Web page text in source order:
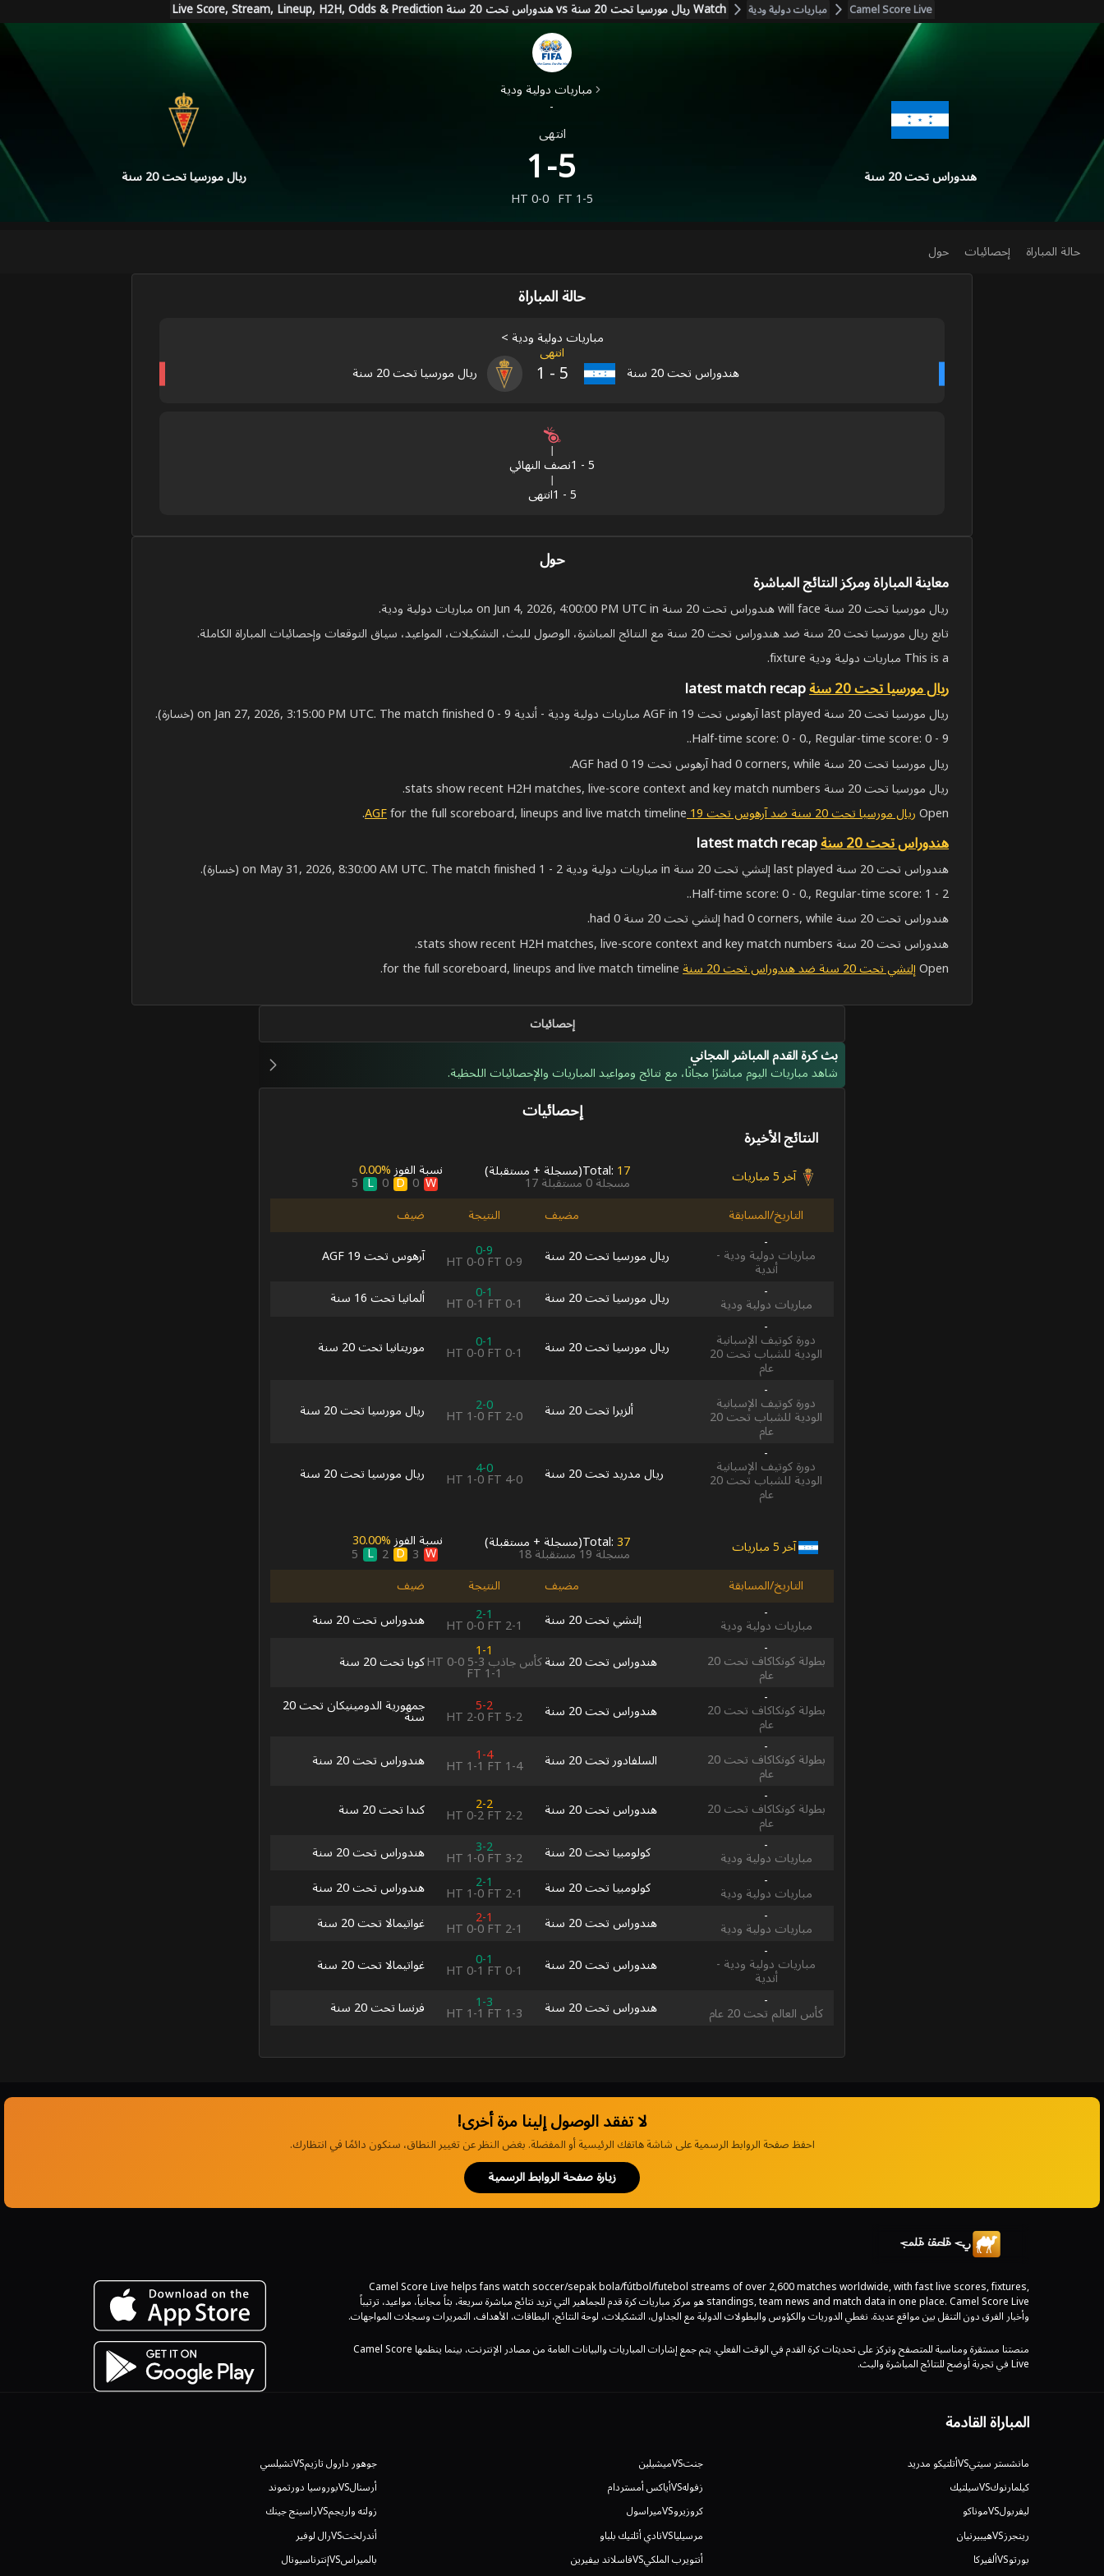
Camel Score Live مباريات دولية ودية Watch ريال مورسيا تحت 20 سنة vs هندوراس تحت 20 سنة Live Score, Stream, Lineup, H2H, Odds & Prediction
ريال مورسيا تحت 20 سنة
مباريات دولية ودية
-
انتهى
1-5
HT0-0 FT1-5
هندوراس تحت 20 سنة
حالة المباراة إحصائيات حول
حالة المباراة
مباريات دولية ودية>
انتهى
ريال مورسيا تحت 20 سنة
1 -5 هندوراس تحت 20 سنة
نصف النهائي1 -5
انتهى1 -5
حول
معاينة المباراة ومركز النتائج المباشرة
ريال مورسيا تحت 20 سنة will face هندوراس تحت 20 سنة on Jun 4, 2026, 4:00:00 PM UTC in مباريات دولية ودية.
تابع ريال مورسيا تحت 20 سنة ضد هندوراس تحت 20 سنة مع النتائج المباشرة، الوصول للبث، التشكيلات، المواعيد، سياق التوقعات وإحصائيات المباراة الكاملة.
This is a مباريات دولية ودية fixture.
ريال مورسيا تحت 20 سنة
ريال مورسيا تحت 20 سنة last played آرهوس تحت 19 AGF in مباريات دولية ودية - أندية on Jan 27, 2026, 3:15:00 PM UTC. The match finished 0 - 9 (خسارة).
Half-time score: 0 - 0., Regular-time score: 0 - 9..
ريال مورسيا تحت 20 سنة had 0 corners, while آرهوس تحت 19 AGF had 0.
ريال مورسيا تحت 20 سنة stats show recent H2H matches, live-score context and key match numbers.
Openريال مورسيا تحت 20 سنة ضد آرهوس تحت 19 AGF for the full scoreboard, lineups and live match timeline.
هندوراس تحت 20 سنة
هندوراس تحت 20 سنة last played إلتشي تحت 20 سنة in مباريات دولية ودية on May 31, 2026, 8:30:00 AM UTC. The match finished 1 - 2 (خسارة).
Half-time score: 0 - 0., Regular-time score: 1 - 2..
هندوراس تحت 20 سنة had 0 corners, while إلتشي تحت 20 سنة had 0.
هندوراس تحت 20 سنة stats show recent H2H matches, live-score context and key match numbers.
Openإلتشي تحت 20 سنة ضد هندوراس تحت 20 سنة
إحصائيات
بث كرة القدم المباشر المجاني
شاهد مباريات اليوم مباشرًا مجانًا، مع نتائج ومواعيد المباريات والإحصائيات اللحظية.
إحصائيات
النتائج الأخيرة
آخر 5 مباريات Total:17
(مسجلة+مستقبلة) مسجلة0مستقبلة17
نسبة الفوز0.00‎%‎
W
0
D
0
L
5
التاريخ/المسابقة
مضيف النتيجة
ضيف
-
مباريات دولية ودية -
أندية
ريال مورسيا تحت 20 سنة 0-9
HT0-0FT0-9
آرهوس تحت 19 AGF
-
مباريات دولية ودية ريال مورسيا تحت 20 سنة 0-1
HT0-1 FT0-1
ألمانيا تحت 16 سنة
-
دورة كوتيف الإسبانية
الودية للشباب تحت 20
عام
ريال مورسيا تحت 20 سنة 0-1
HT0-0FT0-1
موريتانيا تحت 20 سنة
-
دورة كوتيف الإسبانية
الودية للشباب تحت 20
عام
ألزيرا تحت 20 سنة 2-0
HT1-0FT2-0
ريال مورسيا تحت 20 سنة
-
دورة كوتيف الإسبانية
الودية للشباب تحت 20
عام
ريال مدريد تحت 20 سنة 4-0
HT1-0FT4-0 ريال مورسيا تحت 20 سنة
آخر 5 مباريات Total:37
(مسجلة+مستقبلة) مسجلة19مستقبلة18
نسبة الفوز30.00‎%‎
W
3
D
2
L
5
التاريخ/المسابقة
مضيف النتيجة
ضيف
-
مباريات دولية ودية إلتشي تحت 20 سنة 2-1
HT0-0FT2-1
هندوراس تحت 20 سنة
-
بطولة كونكاكاف تحت 20
عام
هندوراس تحت 20 سنة 1-1كأس جاذب3-5
HT0-0FT1-1
كوبا تحت 20 سنة
-
بطولة كونكاكاف تحت 20
عام
هندوراس تحت 20 سنة 5-2
HT2-0FT5-2 جمهورية الدومينيكان تحت 20
سنة
-
بطولة كونكاكاف تحت 20
عام
السلفادور تحت 20 سنة 1-4
HT1-1 FT1-4
هندوراس تحت 20 سنة
-
بطولة كونكاكاف تحت 20
عام
هندوراس تحت 20 سنة 2-2
HT0-2FT2-2
كندا تحت 20 سنة
-
مباريات دولية ودية كولومبيا تحت 20 سنة 3-2
HT1-0FT3-2
هندوراس تحت 20 سنة
-
مباريات دولية ودية كولومبيا تحت 20 سنة 2-1
HT1-0FT2-1
هندوراس تحت 20 سنة
-
مباريات دولية ودية هندوراس تحت 20 سنة 2-1
HT0-0FT2-1
غواتيمالا تحت 20 سنة
-
مباريات دولية ودية -
أندية
هندوراس تحت 20 سنة 0-1
HT0-1 FT0-1
غواتيمالا تحت 20 سنة
-
كأس العالم تحت 20 عام هندوراس تحت 20 سنة 1-3
HT1-1 FT1-3 فرنسا تحت 20 سنة
لا تفقد الوصول إلينا مرة أخرى!
احفظ صفحة الروابط الرسمية على شاشة هاتفك الرئيسية أو المفضلة. بغض النظر عن تغيير النطاق، سنكون دائمًا في انتظارك.
زيارة صفحة الروابط الرسمية
Camel Score Live helps fans watch soccer/sepak bola/fútbol/futebol streams of over 2,600 matches worldwide, with fast live scores, fixtures,
standings, team news and match data in one place. Camel Score Live هو مركز مباريات كرة قدم للجماهير التي تريد نتائج مباشرة سريعة، بثاً مجانياً، مواعيد، ترتيباً
وأخبار الفرق دون التنقل بين مواقع عديدة. نغطي الدوريات والكؤوس والبطولات الدولية مع الجداول، التشكيلات، لوحة النتائج، البطاقات، الأهداف، التمريرات وسجلات المواجهات.
منصتنا مستقرة ومناسبة للمتصفح وتركز على تحديثات كرة القدم في الوقت الفعلي. يتم جمع إشارات المباريات والبيانات العامة من مصادر الإنترنت، بينما ينظمها Camel Score
Live في تجربة أوضح للنتائج المباشرة والبث.
المباراة القادمة
مانشستر سيتيVSأتلتيكو مدريد جنتVSميشيلين جوهور دارول تازيمVSتشيلسي
كيلمارنوكVSسيلتيك زفولهVSأياكس أمستردام أرسنالVSبوروسيا دورتموند
ليفربولVSموناكو كروزيروVSميراسول زولته واريجمVSراسينج جينك
رينجرزVSهيبيرنيان مرسيلياVSنادي أثلتيك بلباو أندرلختVSرال لوفير
بورتوVSألفيركا أنتويرب الملكيVSفاسلاند بيفيرين بالميراسVSإنترناسيونال